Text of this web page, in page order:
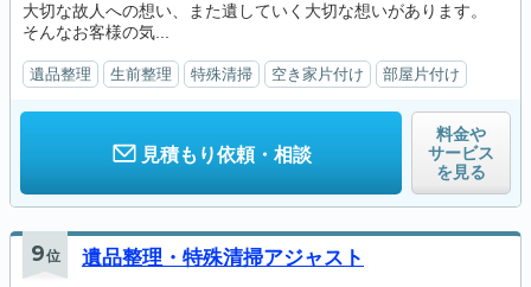
大切な故人への想い、また遺していく大切な想いがあります。
そんなお客様の気...
遺品整理 生前整理 特殊清掃 空き家片付け 部屋片付け
見積もり依頼・相談
料金や
サービス
を見る
9位 遺品整理・特殊清掃アジャスト